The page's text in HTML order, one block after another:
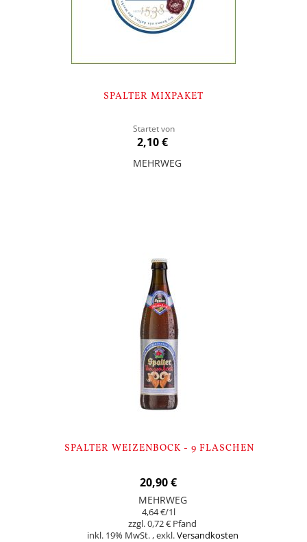
SPALTER MIXPAKET
Startet von
2,10 €
MEHRWEG
SPALTER WEIZENBOCK - 9 FLASCHEN
20,90 €
MEHRWEG
4,64 €/1l
0,72 €
inkl. 19% MwSt. ,exkl.Versandkosten